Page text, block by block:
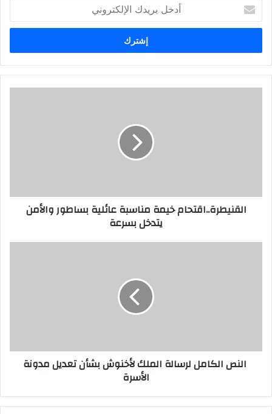
بريدك
الإلكتروني
القنيطرة..اقتحام خيمة مناسبة عائلية بساطور والأمن
يتدخل بسرعة
النص الكامل لرسالة الملك لأخنوش بشأن تعديل مدونة
الأسرة